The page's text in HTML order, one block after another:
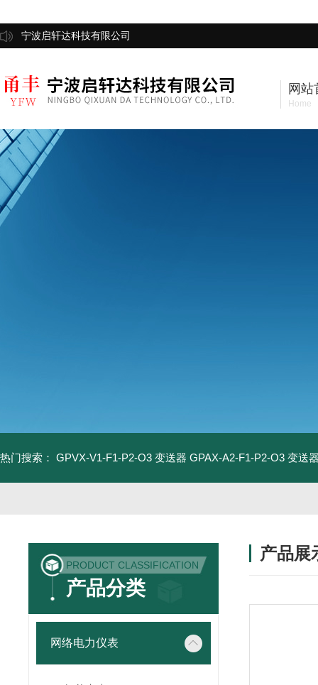
宁波启轩达科技有限公司
网站
Home
热门搜索： GPVX-V1-F1-P2-O3 变送器 GPAX-A2-F1-P2-O3 变送
PRODUCT CLASSIFICATION
产品分类
网络电力仪表
产品展